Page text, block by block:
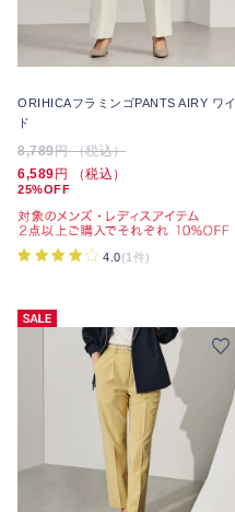
ORIHICAフラミンゴPANTS AIRY ワイ
ド
8,789円 （税込）
6,589円 （税込）
25%OFF
4.0(1件)